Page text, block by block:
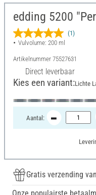
edding 5200
(1)
Vulvolume: 200 ml
Artikelnummer 75527631
Direct leverbaar
Kies een variant:Lichte
Aantal:
Gratis verzending